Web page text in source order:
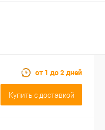
от 1 до 2 дней
Купить c доставкой